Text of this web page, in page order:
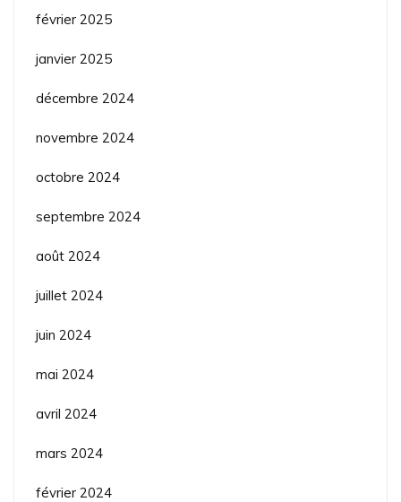
février 2025
janvier 2025
décembre 2024
novembre 2024
octobre 2024
septembre 2024
août 2024
juillet 2024
juin 2024
mai 2024
avril 2024
mars 2024
février 2024